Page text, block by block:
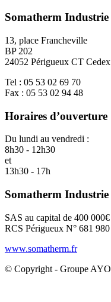
Somatherm Industrie
13, place Francheville
BP 202
24052 Périgueux CT
Tel : 05 53 02 69 70
Fax : 05 53 02 94 48
Horaires d’ouverture
Du lundi au vendredi :
8h30 - 12h30
et
13h30 - 17h
Somatherm Industrie
SAS au capital de 400 000€
RCS Périgueux N° 681
www.somatherm.fr
© Copyright - Groupe